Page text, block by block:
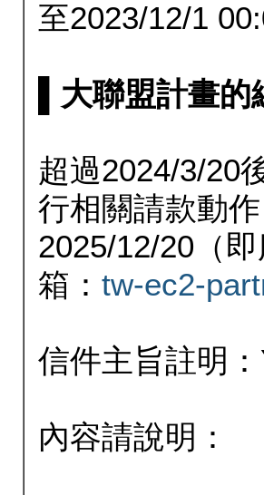
至2023/12/1
▌大聯盟計畫
超過2024/3/20
行相關請款動
2025/12/20（
箱： tw-ec2-
信件主旨註明
內容請說明：